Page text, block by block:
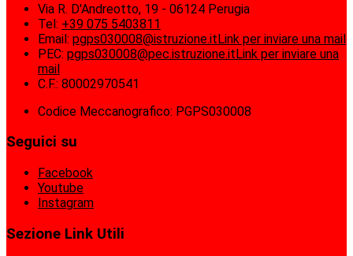
Via R. D'Andreotto, 19 - 06124 Perugia
Tel: +39 075 5403811
Email: pgps030008@istruzione.itLink per inviare una mail
PEC: pgps030008@pec.istruzione.itLink per inviare una
mail
C.F.: 80002970541
Codice Meccanografico: PGPS030008
Seguici su
Facebook
Youtube
Instagram
Sezione Link Utili